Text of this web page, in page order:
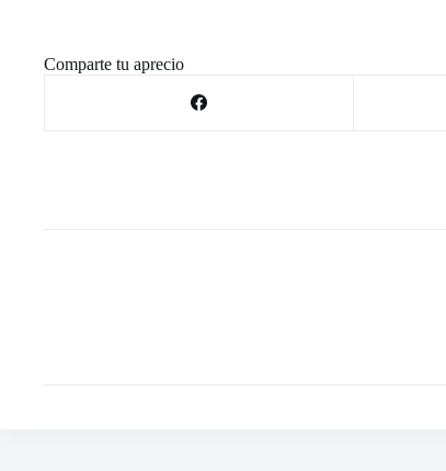
Comparte tu aprecio